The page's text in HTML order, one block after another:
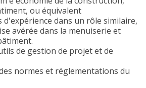
ou équivalent
d'expérience dans un rôle similaire,
avérée dans la menuiserie et
de gestion de projet et de
normes et réglementations du